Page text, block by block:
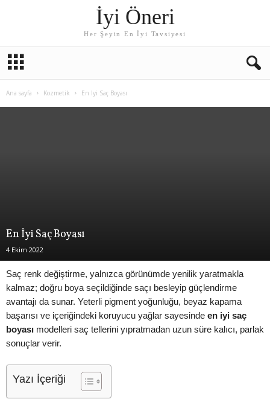
İyi Öneri
Her Şeyin En İyi Tavsiyesi
Ana sayfa Kozmetik En İyi Saç Boyası
En İyi Saç Boyası
4 Ekim 2022
Saç renk değiştirme, yalnızca görünümde yenilik yaratmakla
kalmaz; doğru boya seçildiğinde saçı besleyip güçlendirme
avantajı da sunar. Yeterli pigment yoğunluğu, beyaz kapama
başarısı ve içeriğindeki koruyucu yağlar sayesinde en iyi saç
boyası modelleri saç tellerini yıpratmadan uzun süre kalıcı, parlak
sonuçlar verir.
Yazı İçeriği